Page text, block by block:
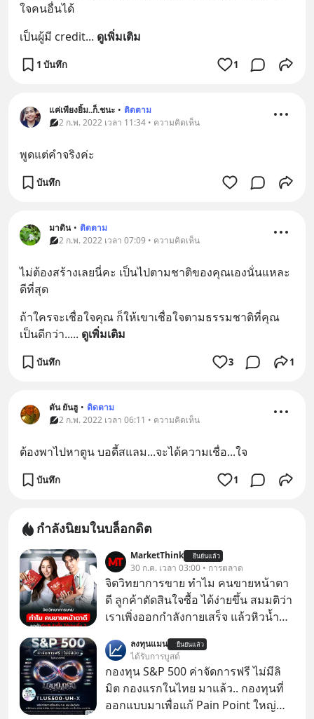
ใจคนอื่นได้
เป็นผู้มี credit... ดูเพิ่มเติม
1 บันทึก 1
แค่เพียงยิ้ม..ก็.ชนะ • ติดตาม
2 ก.พ. 2022 เวลา 11:34 • ความคิดเห็น
พูดแต่คำจริงค่ะ
บันทึก
มาดิน • ติดตาม
2 ก.พ. 2022 เวลา 07:09 • ความคิดเห็น
ไม่ต้องสร้างเลยนี่คะ เป็นไปตามชาติของคุณเองนั่นแหละ
ดีที่สุด
ถ้าใครจะเชื่อใจคุณ ก็ให้เขาเชื่อใจตามธรรมชาติที่คุณ
เป็นดีกว่า..... ดูเพิ่มเติม
บันทึก 3 1
ตัน ยันฮู • ติดตาม
2 ก.พ. 2022 เวลา 06:11 • ความคิดเห็น
ต้องพาไปหาตูน บอดี้สแลม...จะได้ความเชื่อ...ใจ
บันทึก 1
กำลังนิยมในบล็อกดิต
MarketThink ยืนยันแล้ว
30 ก.ค. เวลา 03:00 • การตลาด
จิตวิทยาการขาย ทำไม คนขายหน้าตา
ดี ลูกค้าตัดสินใจซื้อ ได้ง่ายขึ้น สมมติว่า
เราเพิ่งออกกำลังกายเสร็จ แล้วหิวน้ำ
ขายของเหมือนกันทุกอย่าง
ลงทุนแมน ยืนยันแล้ว
ได้รับการบูสต์
กองทุน S&P 500 ค่าจัดการฟรี ไม่มีลิ
มิต กองแรกในไทย มาแล้ว.. กองทุนที่
ออกแบบมาเพื่อแก้ Pain Point ใหญ่